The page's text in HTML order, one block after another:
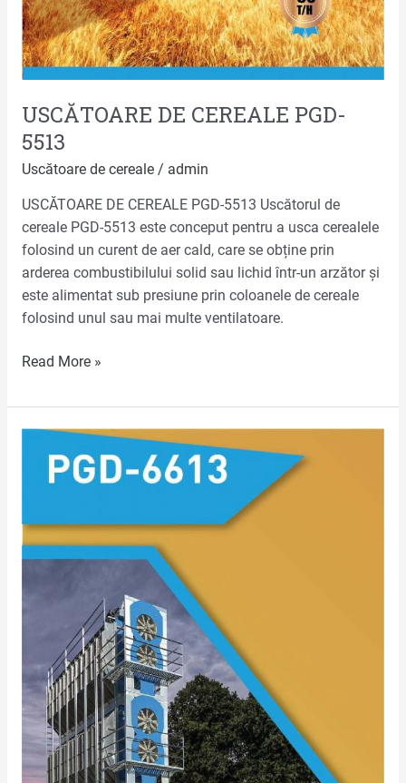
USCĂTOARE DE CEREALE PGD-
5513
Uscătoare de cereale/ admin
USCĂTOARE DE CEREALE PGD-5513 Uscătorul de
cereale PGD-5513 este conceput pentru a usca cerealele
folosind un curent de aer cald, care se obține prin
arderea combustibilului solid sau lichid într-un arzător și
este alimentat sub presiune prin coloanele de cereale
folosind unul sau mai multe ventilatoare.
Read More »
USCĂTOARE
CEREALE
6613